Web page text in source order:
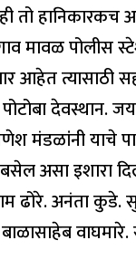
तो
मावळ पोलीस
आहेत त्यासाठी
पोटोबा
गणेश मंडळांनी
असा इशारा
ढोरे. अनंता कुडे.